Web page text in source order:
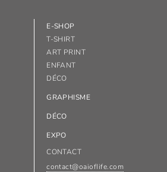
E-SHOP
T-SHIRT
ART PRINT
ENFANT
DÉCO
GRAPHISME
DÉCO
EXPO
CONTACT
contact@oaioflife.com